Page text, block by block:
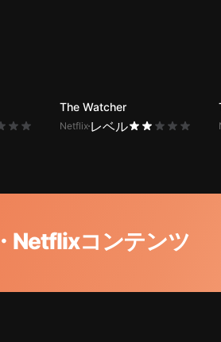
The Watcher
Netflix レベル
Netflixコンテンツ